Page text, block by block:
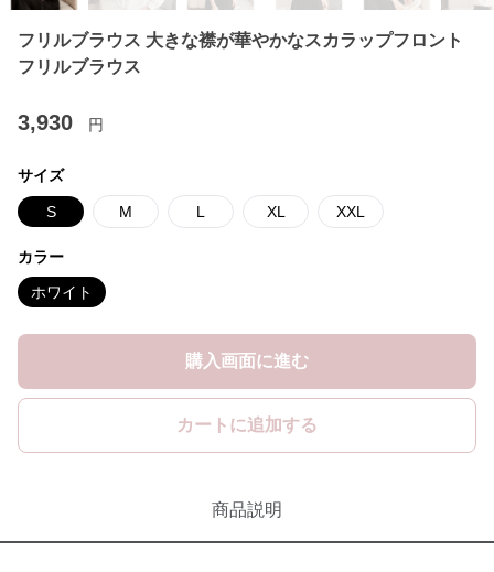
フリルブラウス 大きな襟が華やかなスカラップフロント
フリルブラウス
3,930 円
サイズ
S M L XL XXL
カラー
ホワイト
購入画面に進む
カートに追加する
商品説明